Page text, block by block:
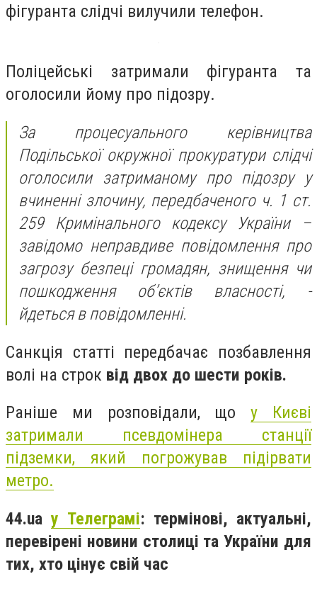
фігуранта слідчі вилучили телефон.
Поліцейські затримали фігуранта та
оголосили йому про підозру.
За процесуального керівництва
Подільської окружної прокуратури слідчі
оголосили затриманому про підозру у
вчиненні злочину, передбаченого ч. 1 ст.
259 Кримінального кодексу України –
завідомо неправдиве повідомлення про
загрозу безпеці громадян, знищення чи
пошкодження об’єктів власності, -
йдеться в повідомленні.
Санкція статті передбачає позбавлення
волі на строк від двох до шести років.
Раніше ми розповідали, щоу Києві
затримали псевдомінера станції
підземки, який погрожував підірвати
метро.
44.ua у Телеграмі: термінові, актуальні,
перевірені новини столиці та України для
тих, хто цінує свій час